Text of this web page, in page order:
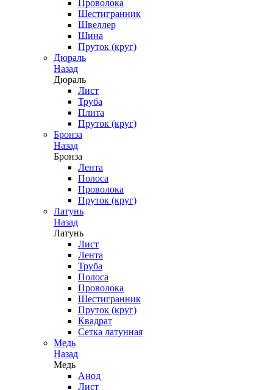
Проволока
Шестигранник
Швеллер
Шина
Пруток (круг)
Дюраль
Назад
Дюраль
Лист
Труба
Плита
Пруток (круг)
Бронза
Назад
Бронза
Лента
Полоса
Проволока
Пруток (круг)
Латунь
Назад
Латунь
Лист
Лента
Труба
Полоса
Проволока
Шестигранник
Пруток (круг)
Квадрат
Сетка латунная
Медь
Назад
Медь
Анод
Лист